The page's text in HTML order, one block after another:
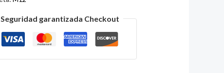
Seguridad garantizada Checkout